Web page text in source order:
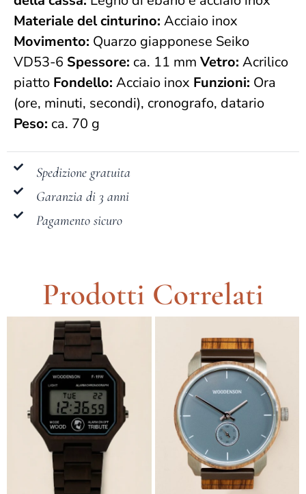
Materiale del cinturino: Acciaio inox
Movimento: Quarzo giapponese Seiko
VD53-6 Spessore: ca. 11 mm Vetro: Acrilico
piatto Fondello: Acciaio inox Funzioni: Ora
(ore, minuti, secondi), cronografo, datario
Peso: ca. 70 g
Spedizione gratuita
Garanzia di 3 anni
Pagamento sicuro
Prodotti Correlati